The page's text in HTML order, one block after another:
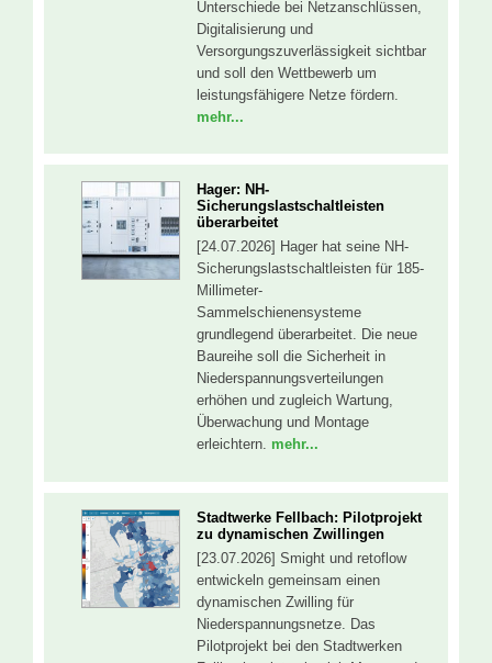
Unterschiede bei Netzanschlüssen,
Digitalisierung und
Versorgungszuverlässigkeit sichtbar
und soll den Wettbewerb um
leistungsfähigere Netze fördern.
mehr...
Hager: NH-
Sicherungslastschaltleisten
überarbeitet
[24.07.2026] Hager hat seine NH-
Sicherungslastschaltleisten für 185-
Millimeter-
Sammelschienensysteme
grundlegend überarbeitet. Die neue
Baureihe soll die Sicherheit in
Niederspannungsverteilungen
erhöhen und zugleich Wartung,
Überwachung und Montage
erleichtern. mehr...
Stadtwerke Fellbach: Pilotprojekt
zu dynamischen Zwillingen
[23.07.2026] Smight und retoflow
entwickeln gemeinsam einen
dynamischen Zwilling für
Niederspannungsnetze. Das
Pilotprojekt bei den Stadtwerken